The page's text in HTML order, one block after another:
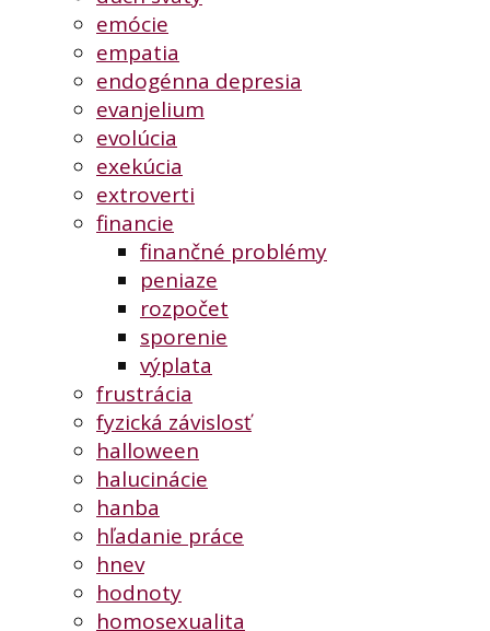
emócie
empatia
endogénna depresia
evanjelium
evolúcia
exekúcia
extroverti
financie
finančné problémy
peniaze
rozpočet
sporenie
výplata
frustrácia
fyzická závislosť
halloween
halucinácie
hanba
hľadanie práce
hnev
hodnoty
homosexualita